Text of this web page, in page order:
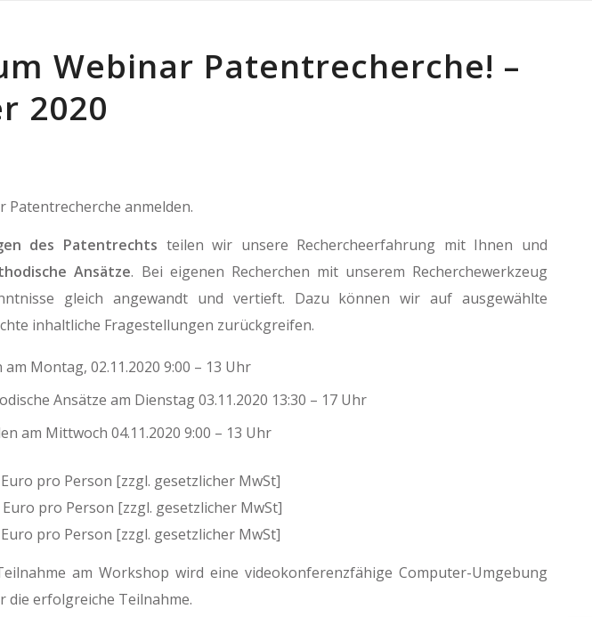
Webinar Patentrecherche! –
2020
anmelden.
des Patentrechts teilen wir unsere Rechercheerfahrung mit Ihnen und
Ansätze. Bei eigenen Recherchen mit unserem Recherchewerkzeug
gleich angewandt und vertieft. Dazu können wir auf ausgewählte
inhaltliche Fragestellungen zurückgreifen.
Montag, 02.11.2020 9:00 – 13 Uhr
Ansätze am Dienstag 03.11.2020 13:30 – 17 Uhr
am Mittwoch 04.11.2020 9:00 – 13 Uhr
Person [zzgl. gesetzlicher MwSt]
pro Person [zzgl. gesetzlicher MwSt]
pro Person [zzgl. gesetzlicher MwSt]
am Workshop wird eine videokonferenzfähige Computer-Umgebung
die erfolgreiche Teilnahme.